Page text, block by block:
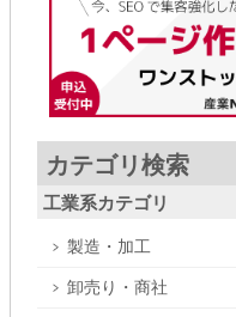
カテゴリ検索
工業系カテゴリ
製造・加工
卸売り・商社